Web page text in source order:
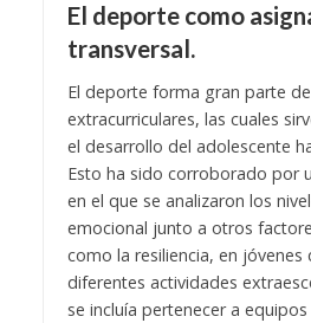
El deporte como
transversal.
El deporte forma gran parte
extracurriculares, las cuales
el desarrollo del adolescente
Esto ha sido corroborado por
en el que se analizaron los
emocional junto a otros
como la resiliencia, en jóvenes
diferentes actividades
se incluía pertenecer a